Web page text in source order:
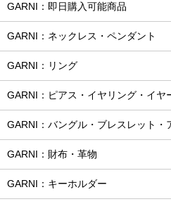
GARNI：即日購入可能商品
GARNI：ネックレス・ペンダント
GARNI：リング
GARNI：ピアス・イヤリング・イヤ
GARNI：バングル・ブレスレット・
GARNI：財布・革物
GARNI：キーホルダー